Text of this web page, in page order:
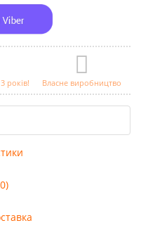
років! Власне виробництво